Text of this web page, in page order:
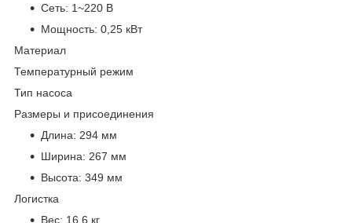
Сеть: 1~220 В
Мощность: 0,25 кВт
Материал
Температурный режим
Тип насоса
Размеры и присоединения
Длина: 294 мм
Ширина: 267 мм
Высота: 349 мм
Логистка
Вес: 16,6 кг